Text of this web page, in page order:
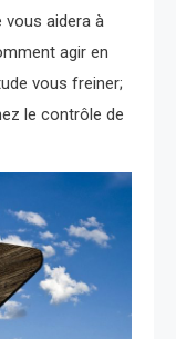
vous aidera à
agir en
vous freiner;
le contrôle de